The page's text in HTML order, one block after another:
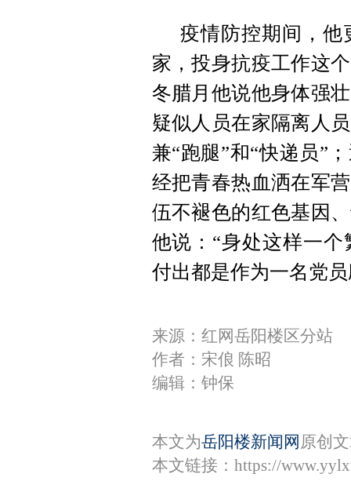
疫情防控期间，他
家，投身抗疫工作这
冬腊月他说他身体强
疑似人员在家隔离人
兼“跑腿”和“快递员”
经把青春热血洒在军
伍不褪色的红色基因
他说：“身处这样一
付出都是作为一名党
来源：红网岳阳楼区分站
作者：宋俍 陈昭
编辑：钟保
本文为岳阳楼新闻网 原创
本文链接： https://